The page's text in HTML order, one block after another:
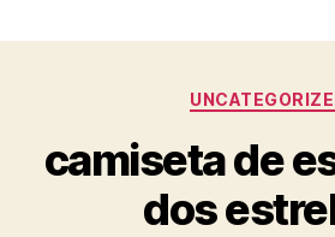
camiseta de
dos